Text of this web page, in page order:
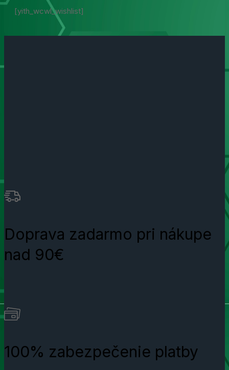
[yith_wcwl_wishlist]
Doprava zadarmo pri nákupe
nad 90€
100% zabezpečenie platby